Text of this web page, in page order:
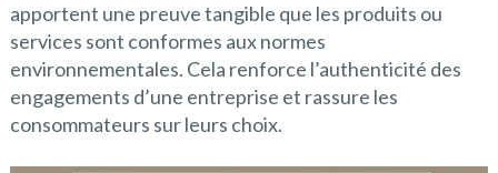
apportent une preuve tangible que les produits ou
services sont conformes aux normes
environnementales. Cela renforce l’authenticité des
engagements d’une entreprise et rassure les
consommateurs sur leurs choix.